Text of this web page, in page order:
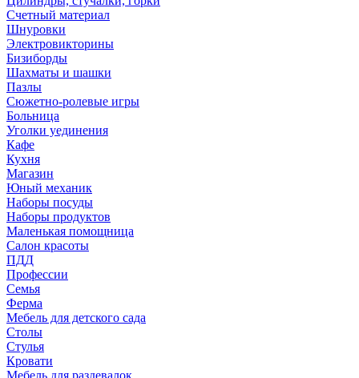
Счетный материал
Шнуровки
Электровикторины
Бизиборды
Шахматы и шашки
Пазлы
Сюжетно-ролевые игры
Больница
Уголки уединения
Кафе
Кухня
Магазин
Юный механик
Наборы посуды
Наборы продуктов
Маленькая помощница
Салон красоты
ПДД
Профессии
Семья
Ферма
Мебель для детского сада
Столы
Cтулья
Кровати
Мебель для раздевалок